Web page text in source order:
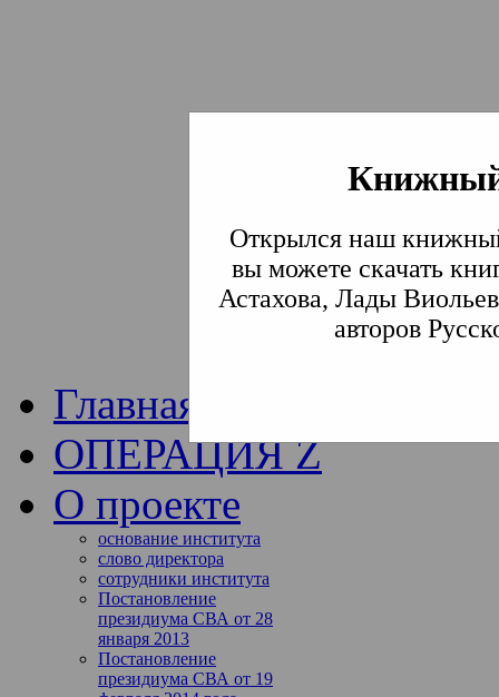
Открылся наш
вы можете скачать
Астахова, Лады
авторов
Институт
Традиции СВА
Главная
ОПЕРАЦИЯ Z
О проекте
основание института
слово директора
сотрудники института
Постановление
президиума СВА от 28
января 2013
Постановление
президиума СВА от 19